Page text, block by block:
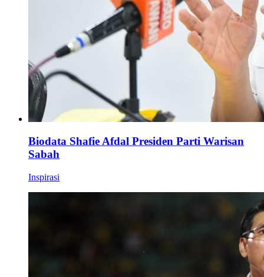
Biodata Shafie Afdal Presiden Parti Warisan
Sabah
Inspirasi